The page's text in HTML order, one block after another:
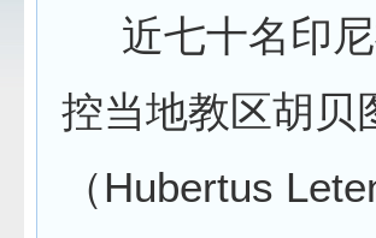
近七十名印尼
控当地教区胡贝
（Hubertus